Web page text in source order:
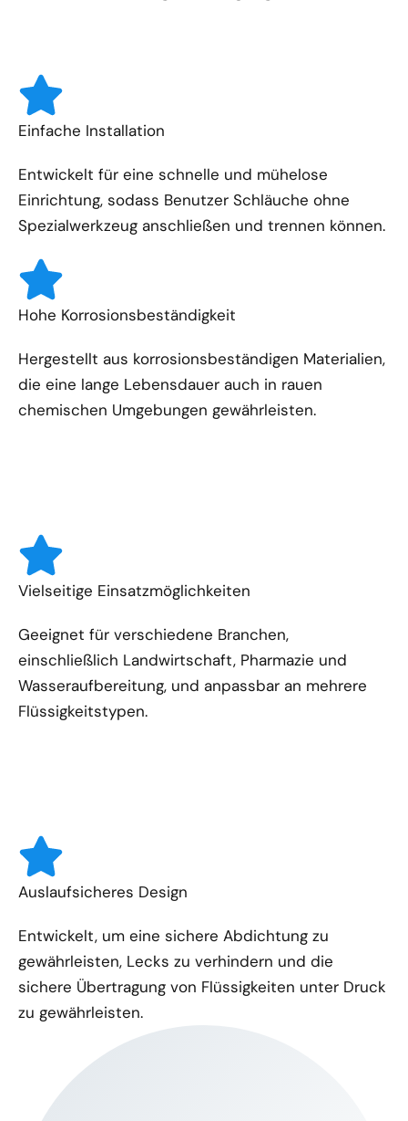
Einfache Installation
Entwickelt für eine schnelle und mühelose
Einrichtung, sodass Benutzer Schläuche ohne
Spezialwerkzeug anschließen und trennen können.
Hohe Korrosionsbeständigkeit
Hergestellt aus korrosionsbeständigen Materialien,
die eine lange Lebensdauer auch in rauen
chemischen Umgebungen gewährleisten.
Vielseitige Einsatzmöglichkeiten
Geeignet für verschiedene Branchen,
einschließlich Landwirtschaft, Pharmazie und
Wasseraufbereitung, und anpassbar an mehrere
Flüssigkeitstypen.
Auslaufsicheres Design
Entwickelt, um eine sichere Abdichtung zu
gewährleisten, Lecks zu verhindern und die
sichere Übertragung von Flüssigkeiten unter Druck
zu gewährleisten.